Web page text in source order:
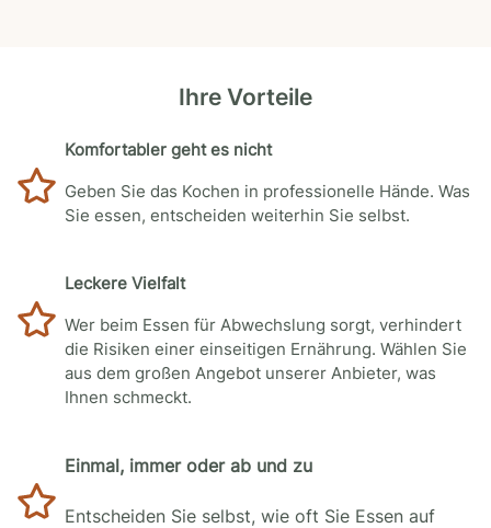
Ihre Vorteile
Komfortabler geht es nicht
Geben Sie das Kochen in professionelle Hände. Was
Sie essen, entscheiden weiterhin Sie selbst.
Leckere Vielfalt
Wer beim Essen für Abwechslung sorgt, verhindert
die Risiken einer einseitigen Ernährung. Wählen Sie
aus dem großen Angebot unserer Anbieter, was
Ihnen schmeckt.
Einmal, immer oder ab und zu
Entscheiden Sie selbst, wie oft Sie Essen auf